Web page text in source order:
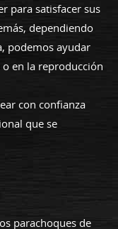
para satisfacer sus
dependiendo
podemos ayudar
en la reproducción
con confianza
que se
parachoques de